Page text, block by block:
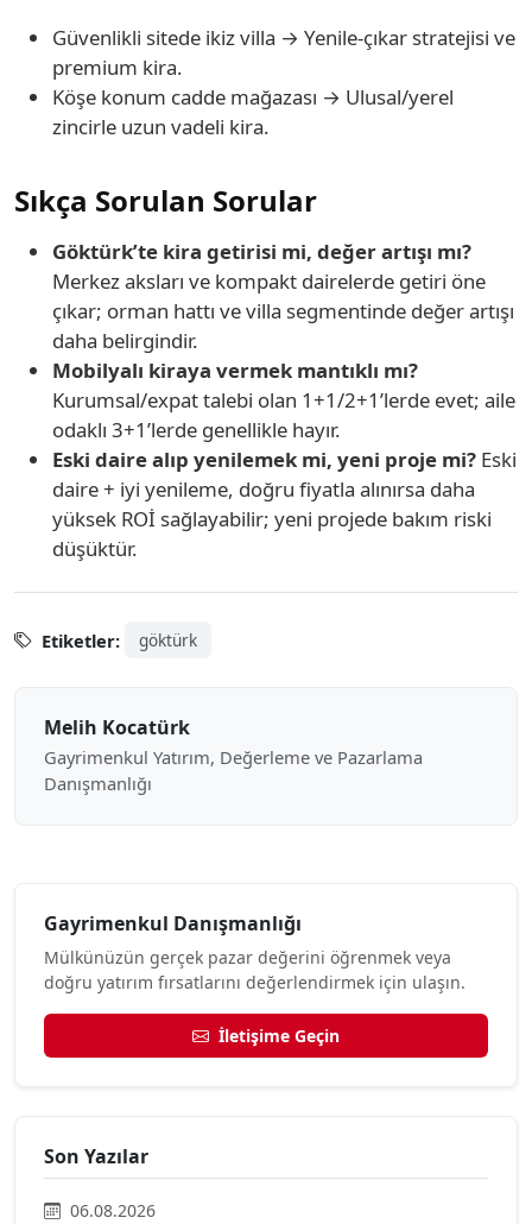
Güvenlikli sitede ikiz villa → Yenile-çıkar stratejisi ve
premium kira.
Köşe konum cadde mağazası → Ulusal/yerel
zincirle uzun vadeli kira.
Sıkça Sorulan Sorular
Göktürk’te kira getirisi mi, değer artışı mı?
Merkez aksları ve kompakt dairelerde getiri öne
çıkar; orman hattı ve villa segmentinde değer artışı
daha belirgindir.
Mobilyalı kiraya vermek mantıklı mı?
Kurumsal/expat talebi olan 1+1/2+1’lerde evet; aile
odaklı 3+1’lerde genellikle hayır.
Eski daire alıp yenilemek mi, yeni proje mi? Eski
daire + iyi yenileme, doğru fiyatla alınırsa daha
yüksek ROİ sağlayabilir; yeni projede bakım riski
düşüktür.
Etiketler: göktürk
Melih Kocatürk
Gayrimenkul Yatırım, Değerleme ve Pazarlama
Danışmanlığı
Gayrimenkul Danışmanlığı
Mülkünüzün gerçek pazar değerini öğrenmek veya
doğru yatırım fırsatlarını değerlendirmek için ulaşın.
İletişime Geçin
Son Yazılar
06.08.2026